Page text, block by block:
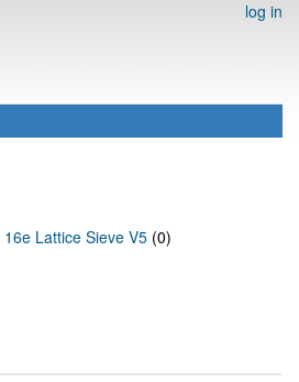
log in
16e Lattice Sieve V5 (0)